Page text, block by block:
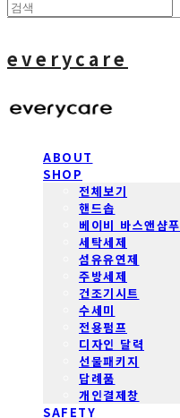
everycare
ABOUT
SHOP
전체보기
핸드솝
베이비 바스앤샴푸
세탁세제
섬유유연제
주방세제
건조기시트
수세미
전용펌프
디자인 달력
선물패키지
답례품
개인결제창
SAFETY